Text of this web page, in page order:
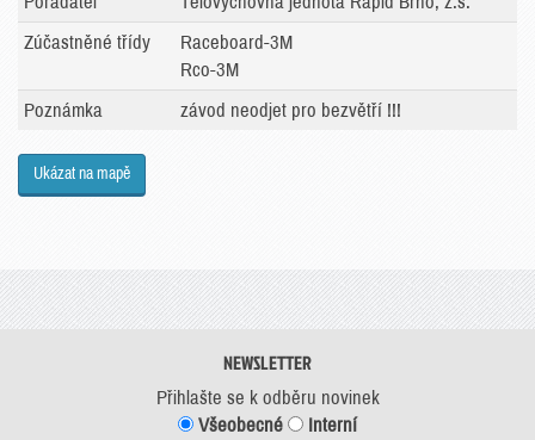
Zúčastněné třídy
Raceboard-3M
Rco-3M
Poznámka
závod neodjet pro bezvětří !!!
Ukázat na mapě
NEWSLETTER
Přihlašte se k odběru novinek
Všeobecné
Interní